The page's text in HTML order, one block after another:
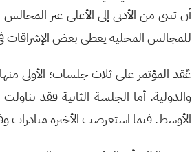
أن تبنى من الأدنى إلى الأعلى عبر
للمجالس المحلية يعطي بعض الإشراقات
عٌقد المؤتمر على ثلاث جلسات؛ الأولى
والدولية. أما الجلسة الثانية فقد
الأوسط. فيما استعرضت الأخيرة مبادرات